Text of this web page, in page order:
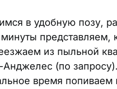
в удобную позу,
представляем,
из пыльной
(по
время попиваем